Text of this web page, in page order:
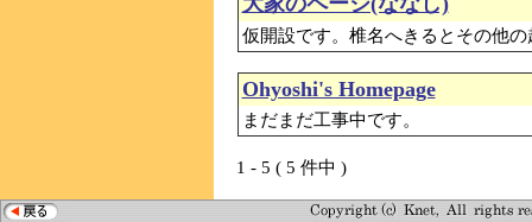
仮開設です。椎名へきるとその他の
Ohyoshi's Homepage
まだまだ工事中です。
1 - 5 ( 5 件中 )